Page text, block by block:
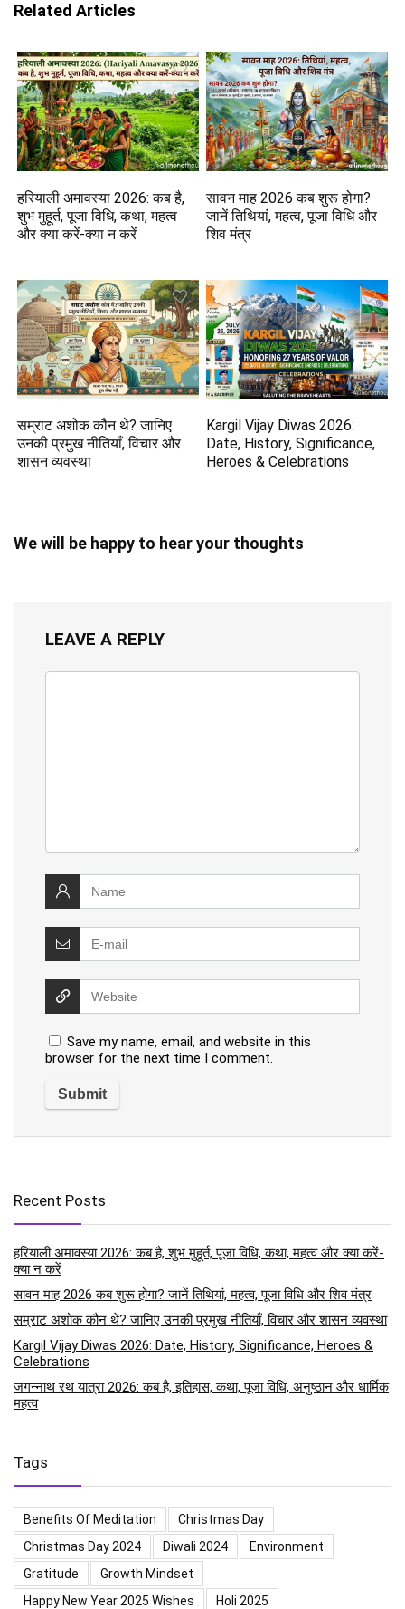
Related Articles
हरियाली अमावस्या 2026: कब है,
शुभ मुहूर्त, पूजा विधि, कथा, महत्व
और क्या करें-क्या न करें
सावन माह 2026 कब शुरू होगा?
जानें तिथियां, महत्व, पूजा विधि और
शिव मंत्र
सम्राट अशोक कौन थे? जानिए
उनकी प्रमुख नीतियाँ, विचार और
शासन व्यवस्था
Kargil Vijay Diwas 2026:
Date, History, Significance,
Heroes & Celebrations
We will be happy to hear your thoughts
LEAVE A REPLY
Save my name, email, and website in this
browser for the next time I comment.
Recent Posts
हरियाली अमावस्या 2026: कब है, शुभ मुहूर्त, पूजा विधि, कथा, महत्व और क्या करें-
क्या न करें
सावन माह 2026 कब शुरू होगा? जानें तिथियां, महत्व, पूजा विधि और शिव मंत्र
सम्राट अशोक कौन थे? जानिए उनकी प्रमुख नीतियाँ, विचार और शासन व्यवस्था
Kargil Vijay Diwas 2026: Date, History, Significance, Heroes &
Celebrations
जगन्नाथ रथ यात्रा 2026: कब है, इतिहास, कथा, पूजा विधि, अनुष्ठान और धार्मिक
महत्व
Tags
Benefits Of Meditation
Christmas Day
Christmas Day 2024
Diwali 2024
Environment
Gratitude
Growth Mindset
Happy New Year 2025 Wishes
Holi 2025